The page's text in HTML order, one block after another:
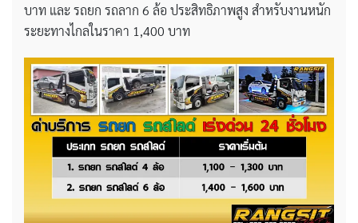
บาท และ รถยก รถลาก 6 ล้อ ประสิทธิภาพสูง สำหรับงานหนัก
ระยะทางไกลในราคา 1,400 บาท